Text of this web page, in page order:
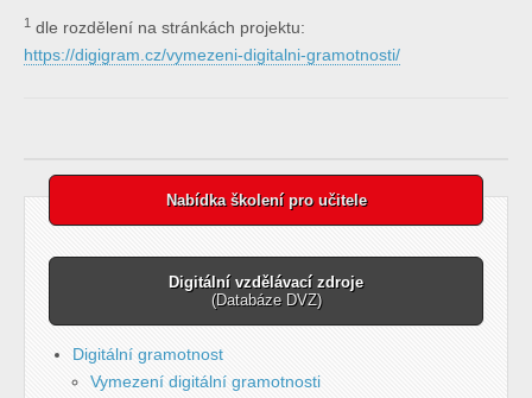
1 dle rozdělení na stránkách projektu:
https://digigram.cz/vymezeni-digitalni-gramotnosti/
Nabídka školení pro učitele
Digitální vzdělávací zdroje
(Databáze DVZ)
Digitální gramotnost
Vymezení digitální gramotnosti